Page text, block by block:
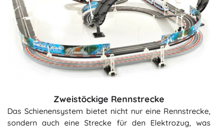
Zweistöckige Rennstrecke
Das Schienensystem bietet nicht nur eine Rennstrecke,
sondern auch eine Strecke für den Elektrozug, was